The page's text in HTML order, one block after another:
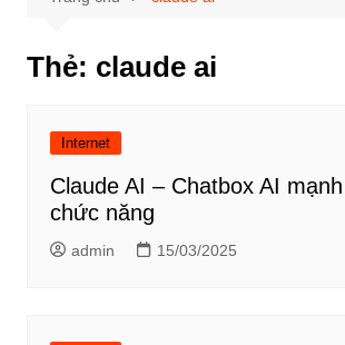
Thẻ: claude ai
Internet
Claude AI – Chatbox AI
chức năng
admin 15/03/2025